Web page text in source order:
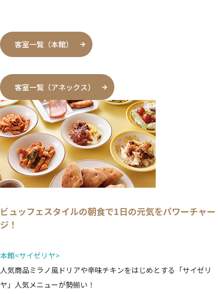
客室一覧（本館）
客室一覧（アネックス）
ビュッフェスタイルの朝食で1日の元気をパワーチャー
ジ！
本館<サイゼリヤ>
人気商品ミラノ風ドリアや辛味チキンをはじめとする「サイゼリ
ヤ」人気メニューが勢揃い！